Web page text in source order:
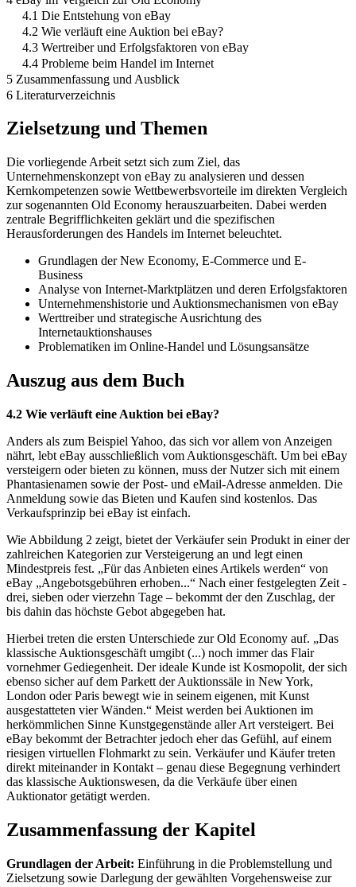
4.1 Die Entstehung von eBay
4.2 Wie verläuft eine Auktion bei eBay?
4.3 Wertreiber und Erfolgsfaktoren von eBay
4.4 Probleme beim Handel im Internet
5 Zusammenfassung und Ausblick
6 Literaturverzeichnis
Zielsetzung und Themen
Die vorliegende Arbeit setzt sich zum Ziel, das
Unternehmenskonzept von eBay zu analysieren und dessen
Kernkompetenzen sowie Wettbewerbsvorteile im direkten Vergleich
zur sogenannten Old Economy herauszuarbeiten. Dabei werden
zentrale Begrifflichkeiten geklärt und die spezifischen
Herausforderungen des Handels im Internet beleuchtet.
Grundlagen der New Economy, E-Commerce und E-
Business
Analyse von Internet-Marktplätzen und deren Erfolgsfaktoren
Unternehmenshistorie und Auktionsmechanismen von eBay
Werttreiber und strategische Ausrichtung des
Internetauktionshauses
Problematiken im Online-Handel und Lösungsansätze
Auszug aus dem Buch
4.2 Wie verläuft eine Auktion bei eBay?
Anders als zum Beispiel Yahoo, das sich vor allem von Anzeigen
nährt, lebt eBay ausschließlich vom Auktionsgeschäft. Um bei eBay
versteigern oder bieten zu können, muss der Nutzer sich mit einem
Phantasienamen sowie der Post- und eMail-Adresse anmelden. Die
Anmeldung sowie das Bieten und Kaufen sind kostenlos. Das
Verkaufsprinzip bei eBay ist einfach.
Wie Abbildung 2 zeigt, bietet der Verkäufer sein Produkt in einer der
zahlreichen Kategorien zur Versteigerung an und legt einen
Mindestpreis fest. „Für das Anbieten eines Artikels werden“ von
eBay „Angebotsgebühren erhoben...“ Nach einer festgelegten Zeit -
drei, sieben oder vierzehn Tage – bekommt der den Zuschlag, der
bis dahin das höchste Gebot abgegeben hat.
Hierbei treten die ersten Unterschiede zur Old Economy auf. „Das
klassische Auktionsgeschäft umgibt (...) noch immer das Flair
vornehmer Gediegenheit. Der ideale Kunde ist Kosmopolit, der sich
ebenso sicher auf dem Parkett der Auktionssäle in New York,
London oder Paris bewegt wie in seinem eigenen, mit Kunst
ausgestatteten vier Wänden.“ Meist werden bei Auktionen im
herkömmlichen Sinne Kunstgegenstände aller Art versteigert. Bei
eBay bekommt der Betrachter jedoch eher das Gefühl, auf einem
riesigen virtuellen Flohmarkt zu sein. Verkäufer und Käufer treten
direkt miteinander in Kontakt – genau diese Begegnung verhindert
das klassische Auktionswesen, da die Verkäufe über einen
Auktionator getätigt werden.
Zusammenfassung der Kapitel
Grundlagen der Arbeit: Einführung in die Problemstellung und
Zielsetzung sowie Darlegung der gewählten Vorgehensweise zur